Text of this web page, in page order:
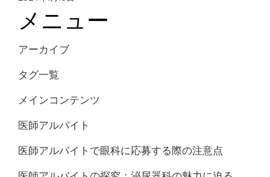
メニュー
アーカイブ
タグ一覧
メインコンテンツ
医師アルバイト
医師アルバイトで眼科に応募する際の注意点